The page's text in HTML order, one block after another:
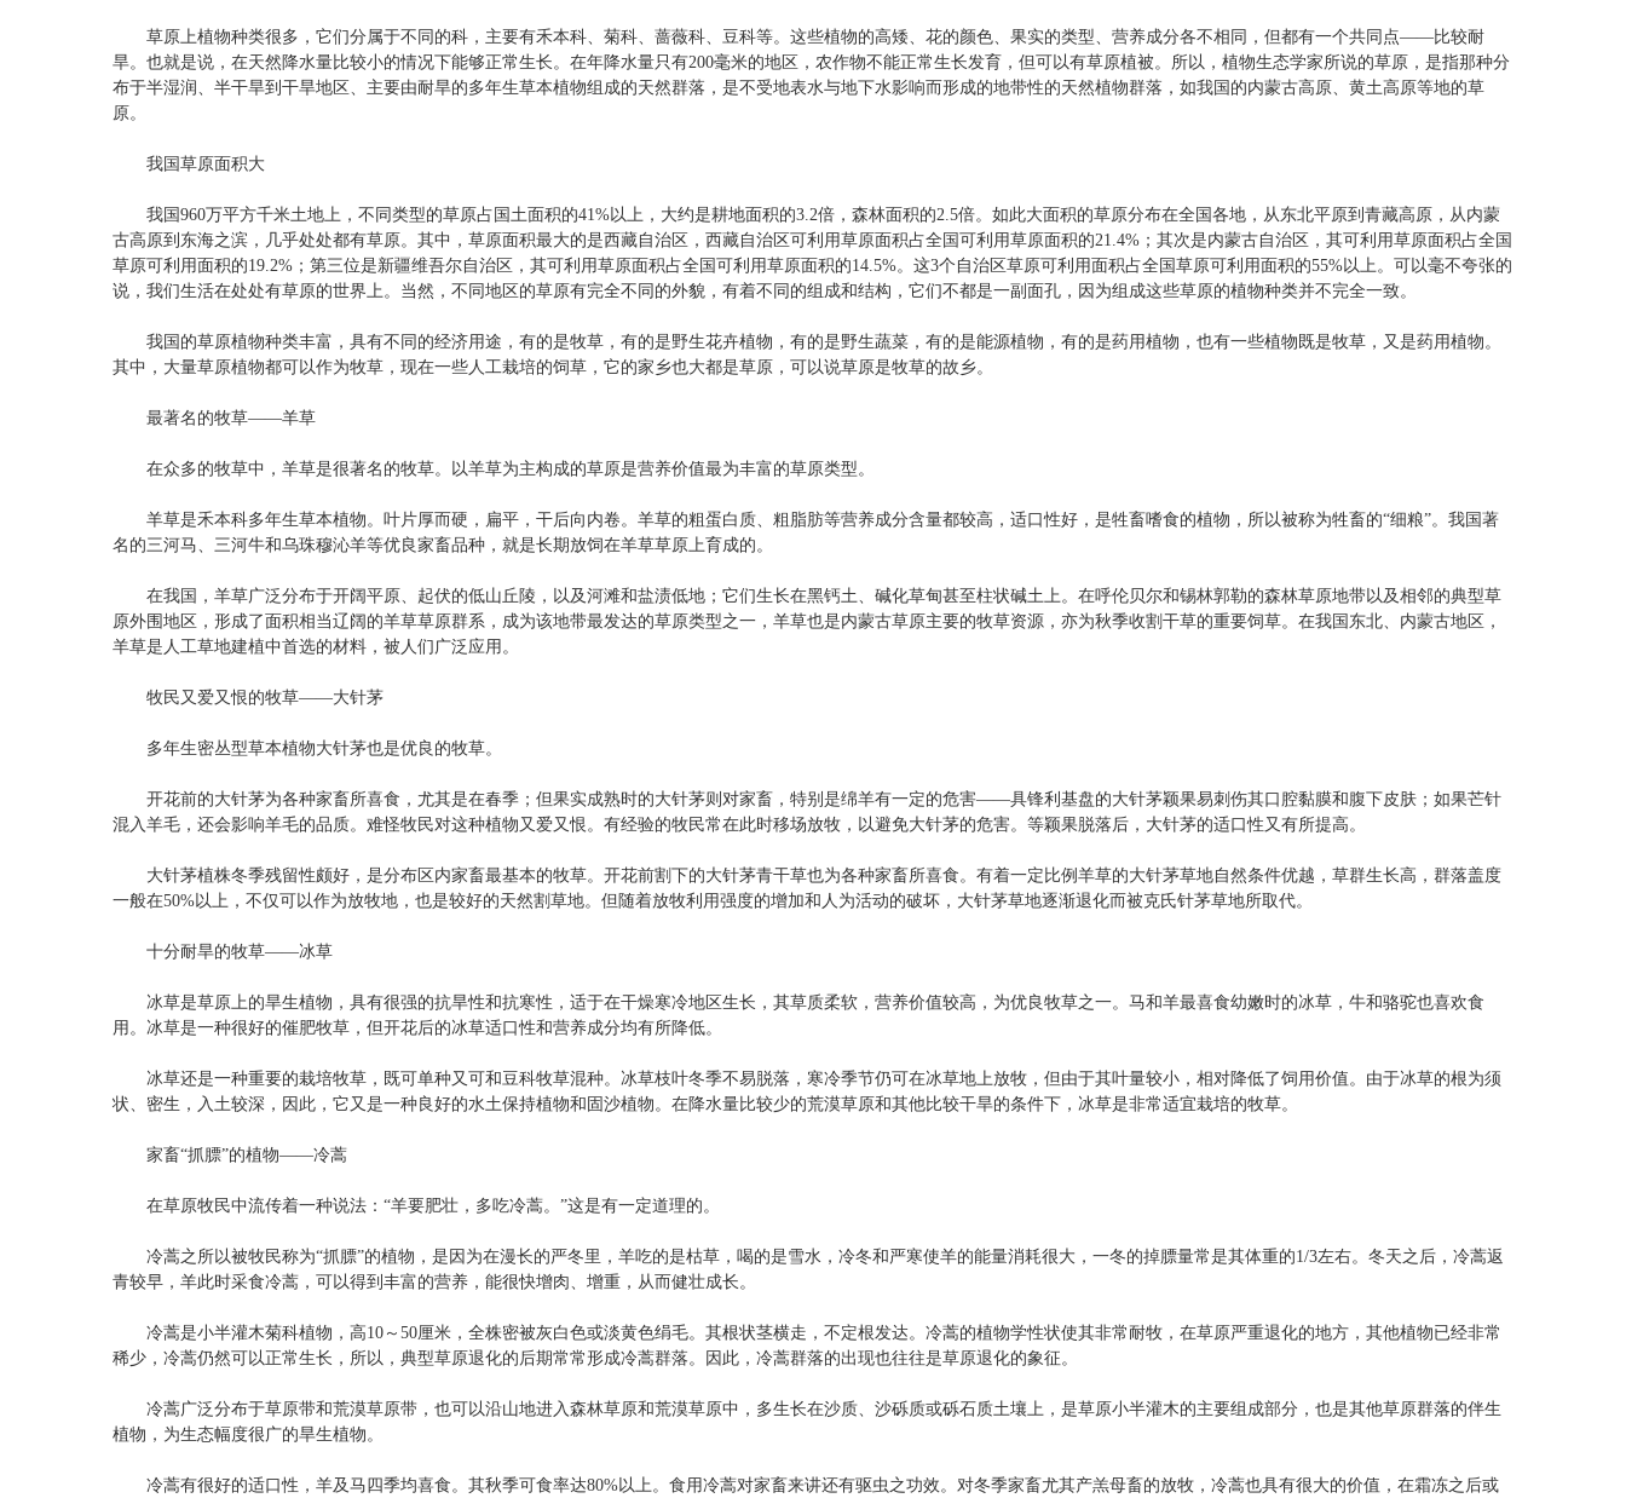
草原上植物种类很多，它们分属于不同的科，主要有禾本科、菊科、蔷薇科、豆科等。这些植物的高矮、花的颜色、果实的类型、营养成分各不相同，但都有一个共同点——比较耐
旱。也就是说，在天然降水量比较小的情况下能够正常生长。在年降水量只有200毫米的地区，农作物不能正常生长发育，但可以有草原植被。所以，植物生态学家所说的草原，是指那种分
布于半湿润、半干旱到干旱地区、主要由耐旱的多年生草本植物组成的天然群落，是不受地表水与地下水影响而形成的地带性的天然植物群落，如我国的内蒙古高原、黄土高原等地的草
原。
我国草原面积大
我国960万平方千米土地上，不同类型的草原占国土面积的41%以上，大约是耕地面积的3.2倍，森林面积的2.5倍。如此大面积的草原分布在全国各地，从东北平原到青藏高原，从内蒙
古高原到东海之滨，几乎处处都有草原。其中，草原面积最大的是西藏自治区，西藏自治区可利用草原面积占全国可利用草原面积的21.4%；其次是内蒙古自治区，其可利用草原面积占全国
草原可利用面积的19.2%；第三位是新疆维吾尔自治区，其可利用草原面积占全国可利用草原面积的14.5%。这3个自治区草原可利用面积占全国草原可利用面积的55%以上。可以毫不夸张的
说，我们生活在处处有草原的世界上。当然，不同地区的草原有完全不同的外貌，有着不同的组成和结构，它们不都是一副面孔，因为组成这些草原的植物种类并不完全一致。
我国的草原植物种类丰富，具有不同的经济用途，有的是牧草，有的是野生花卉植物，有的是野生蔬菜，有的是能源植物，有的是药用植物，也有一些植物既是牧草，又是药用植物。
其中，大量草原植物都可以作为牧草，现在一些人工栽培的饲草，它的家乡也大都是草原，可以说草原是牧草的故乡。
最著名的牧草——羊草
在众多的牧草中，羊草是很著名的牧草。以羊草为主构成的草原是营养价值最为丰富的草原类型。
羊草是禾本科多年生草本植物。叶片厚而硬，扁平，干后向内卷。羊草的粗蛋白质、粗脂肪等营养成分含量都较高，适口性好，是牲畜嗜食的植物，所以被称为牲畜的“细粮”。我国著
名的三河马、三河牛和乌珠穆沁羊等优良家畜品种，就是长期放饲在羊草草原上育成的。
在我国，羊草广泛分布于开阔平原、起伏的低山丘陵，以及河滩和盐渍低地；它们生长在黑钙土、碱化草甸甚至柱状碱土上。在呼伦贝尔和锡林郭勒的森林草原地带以及相邻的典型草
原外围地区，形成了面积相当辽阔的羊草草原群系，成为该地带最发达的草原类型之一，羊草也是内蒙古草原主要的牧草资源，亦为秋季收割干草的重要饲草。在我国东北、内蒙古地区，
羊草是人工草地建植中首选的材料，被人们广泛应用。
牧民又爱又恨的牧草——大针茅
多年生密丛型草本植物大针茅也是优良的牧草。
开花前的大针茅为各种家畜所喜食，尤其是在春季；但果实成熟时的大针茅则对家畜，特别是绵羊有一定的危害——具锋利基盘的大针茅颖果易刺伤其口腔黏膜和腹下皮肤；如果芒针
混入羊毛，还会影响羊毛的品质。难怪牧民对这种植物又爱又恨。有经验的牧民常在此时移场放牧，以避免大针茅的危害。等颖果脱落后，大针茅的适口性又有所提高。
大针茅植株冬季残留性颇好，是分布区内家畜最基本的牧草。开花前割下的大针茅青干草也为各种家畜所喜食。有着一定比例羊草的大针茅草地自然条件优越，草群生长高，群落盖度
一般在50%以上，不仅可以作为放牧地，也是较好的天然割草地。但随着放牧利用强度的增加和人为活动的破坏，大针茅草地逐渐退化而被克氏针茅草地所取代。
十分耐旱的牧草——冰草
冰草是草原上的旱生植物，具有很强的抗旱性和抗寒性，适于在干燥寒冷地区生长，其草质柔软，营养价值较高，为优良牧草之一。马和羊最喜食幼嫩时的冰草，牛和骆驼也喜欢食
用。冰草是一种很好的催肥牧草，但开花后的冰草适口性和营养成分均有所降低。
冰草还是一种重要的栽培牧草，既可单种又可和豆科牧草混种。冰草枝叶冬季不易脱落，寒冷季节仍可在冰草地上放牧，但由于其叶量较小，相对降低了饲用价值。由于冰草的根为须
状、密生，入土较深，因此，它又是一种良好的水土保持植物和固沙植物。在降水量比较少的荒漠草原和其他比较干旱的条件下，冰草是非常适宜栽培的牧草。
家畜“抓膘”的植物——冷蒿
在草原牧民中流传着一种说法：“羊要肥壮，多吃冷蒿。”这是有一定道理的。
冷蒿之所以被牧民称为“抓膘”的植物，是因为在漫长的严冬里，羊吃的是枯草，喝的是雪水，冷冬和严寒使羊的能量消耗很大，一冬的掉膘量常是其体重的1/3左右。冬天之后，冷蒿返
青较早，羊此时采食冷蒿，可以得到丰富的营养，能很快增肉、增重，从而健壮成长。
冷蒿是小半灌木菊科植物，高10～50厘米，全株密被灰白色或淡黄色绢毛。其根状茎横走，不定根发达。冷蒿的植物学性状使其非常耐牧，在草原严重退化的地方，其他植物已经非常
稀少，冷蒿仍然可以正常生长，所以，典型草原退化的后期常常形成冷蒿群落。因此，冷蒿群落的出现也往往是草原退化的象征。
冷蒿广泛分布于草原带和荒漠草原带，也可以沿山地进入森林草原和荒漠草原中，多生长在沙质、沙砾质或砾石质土壤上，是草原小半灌木的主要组成部分，也是其他草原群落的伴生
植物，为生态幅度很广的旱生植物。
冷蒿有很好的适口性，羊及马四季均喜食。其秋季可食率达80%以上。食用冷蒿对家畜来讲还有驱虫之功效。对冬季家畜尤其产羔母畜的放牧，冷蒿也具有很大的价值，在霜冻之后或